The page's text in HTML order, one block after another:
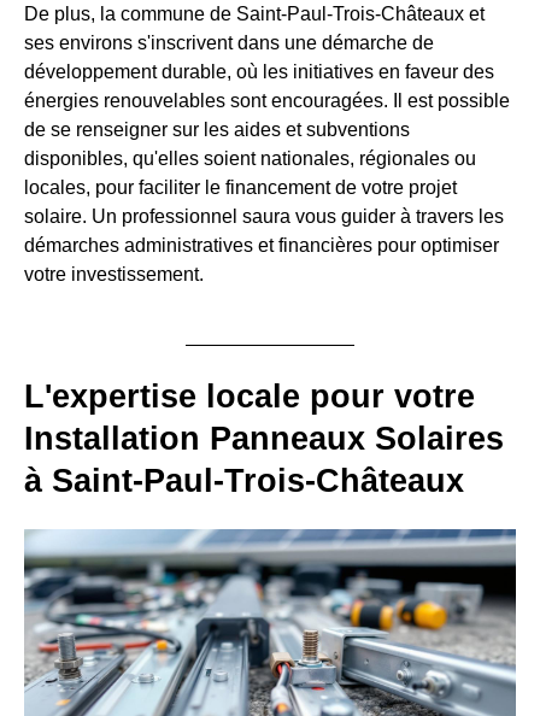
De plus, la commune de Saint-Paul-Trois-Châteaux et
ses environs s'inscrivent dans une démarche de
développement durable, où les initiatives en faveur des
énergies renouvelables sont encouragées. Il est possible
de se renseigner sur les aides et subventions
disponibles, qu'elles soient nationales, régionales ou
locales, pour faciliter le financement de votre projet
solaire. Un professionnel saura vous guider à travers les
démarches administratives et financières pour optimiser
votre investissement.
L'expertise locale pour votre
Installation Panneaux Solaires
à Saint-Paul-Trois-Châteaux